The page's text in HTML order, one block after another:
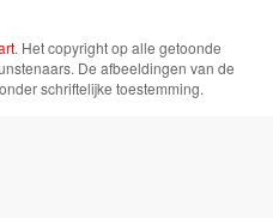
. Het copyright op alle getoonde
De afbeeldingen van de
schriftelijke toestemming.